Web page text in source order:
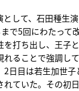
して、石田種生
で5回にわたって
打ち出し、王子
ることで強調し
日目は若生加世
ていた。その初